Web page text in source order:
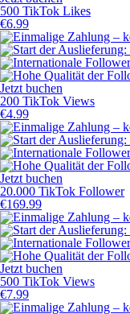
500 TikTok Likes
€6.99
Jetzt buchen
200 TikTok Views
€4.99
Jetzt buchen
20.000 TikTok Follower
€169.99
Jetzt buchen
500 TikTok Views
€7.99